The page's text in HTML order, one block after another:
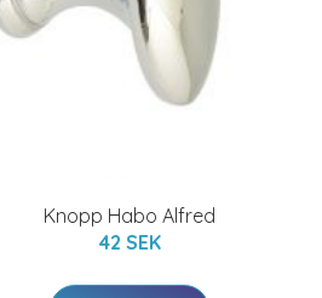
Knopp Habo Alfred
42 SEK